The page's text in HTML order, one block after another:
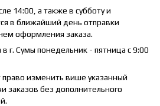
14:00, а также в субботу и
в ближайший день отправки
оформления заказа.
г. Сумы понедельник - пятница с 9:00
изменить више указанный
заказов без дополнительного